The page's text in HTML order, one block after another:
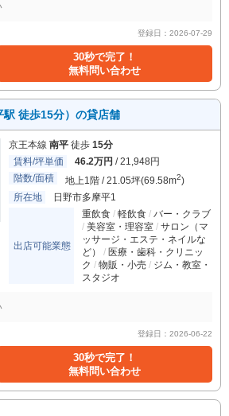
登録日：2026-07-29
30秒で完了！
無料問い合わせ
駅 徒歩15分）の貸店舗
京王本線 南平 徒歩 15分
賃料/坪単価
46.2万円 / 21,948円
階数/面積
地上1階 / 21.05坪(69.58m2)
所在地
日野市多摩平1
出店可能業態
重飲食 軽飲食
バー・クラブ
美容室・理容室
サロン（マ
ッサージ・エステ・ネイルな
ど）
医療・歯科・クリニッ
ク
物販・小売
ジム・教室・
スタジオ
登録日：2026-06-22
30秒で完了！
無料問い合わせ